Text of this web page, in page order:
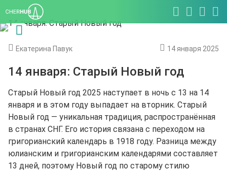
Екатерина Павук 14 января 2025
14 января: Старый Новый год
Старый Новый год 2025 наступает в ночь с 13 на 14
января и в этом году выпадает на вторник. Старый
Новый год — уникальная традиция, распространённая
в странах СНГ. Его история связана с переходом на
григорианский календарь в 1918 году. Разница между
юлианским и григорианским календарями составляет
13 дней, поэтому Новый год по старому стилю